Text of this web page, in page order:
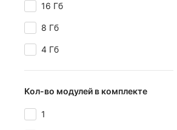
16 Гб
8 Гб
4 Гб
Кол-во модулей в комплекте
1